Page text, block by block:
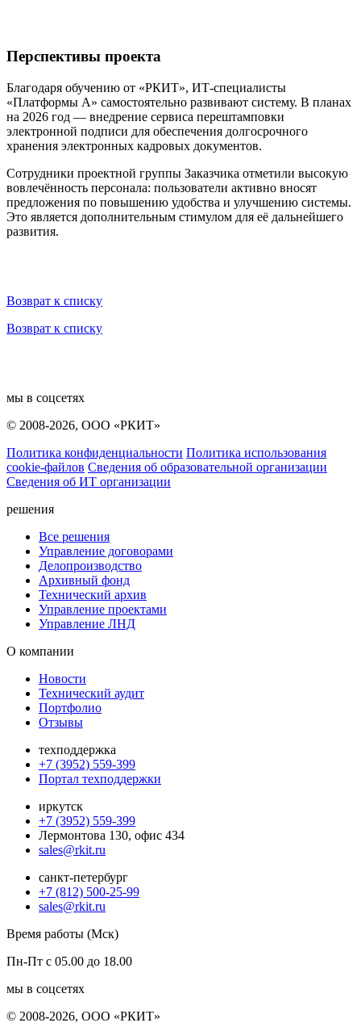
Перспективы проекта
Благодаря обучению от «РКИТ», ИТ-специалисты
«Платформы А» самостоятельно развивают систему. В планах
на 2026 год — внедрение сервиса перештамповки
электронной подписи для обеспечения долгосрочного
хранения электронных кадровых документов.
Сотрудники проектной группы Заказчика отметили высокую
вовлечённость персонала: пользователи активно вносят
предложения по повышению удобства и улучшению системы.
Это является дополнительным стимулом для её дальнейшего
развития.
Возврат к списку
Возврат к списку
мы в соцсетях
© 2008-2026, ООО «РКИТ»
Политика конфиденциальности Политика использования
cookie-файлов Сведения об образовательной организации
Сведения об ИТ организации
решения
Все решения
Управление договорами
Делопроизводство
Архивный фонд
Технический архив
Управление проектами
Управление ЛНД
О компании
Новости
Технический аудит
Портфолио
Отзывы
техподдержка
+7 (3952) 559-399
Портал техподдержки
иркутск
+7 (3952) 559-399
Лермонтова 130, офис 434
sales@rkit.ru
санкт-петербург
+7 (812) 500-25-99
sales@rkit.ru
Время работы (Мск)
Пн-Пт с 05.00 до 18.00
мы в соцсетях
© 2008-2026, ООО «РКИТ»